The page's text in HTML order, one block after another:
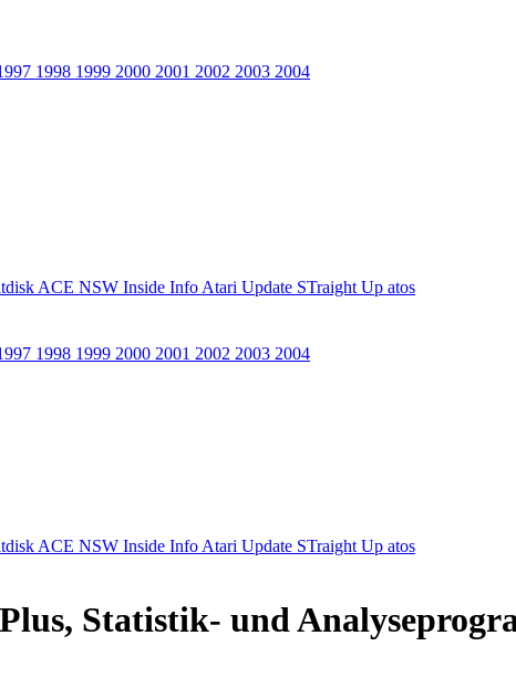
1998 1999 2000 2001 2002 2003 2004
ACE NSW Inside Info Atari Update STraight Up atos
1998 1999 2000 2001 2002 2003 2004
ACE NSW Inside Info Atari Update STraight Up atos
Statistik- und